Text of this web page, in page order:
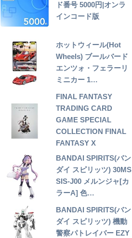
ド番号 5000円|オンラ
インコード版
ホットウィール(Hot
Wheels) ブールバード
エンツォ・フェラーリ
ミニカー 1…
FINAL FANTASY
TRADING CARD
GAME SPECIAL
COLLECTION FINAL
FANTASY X
BANDAI SPIRITS(バン
ダイ スピリッツ) 30MS
SIS-J00 メルンジャ[カ
ラーA] 色…
BANDAI SPIRITS(バン
ダイ スピリッツ) 機動
警察パトレイバー EZY